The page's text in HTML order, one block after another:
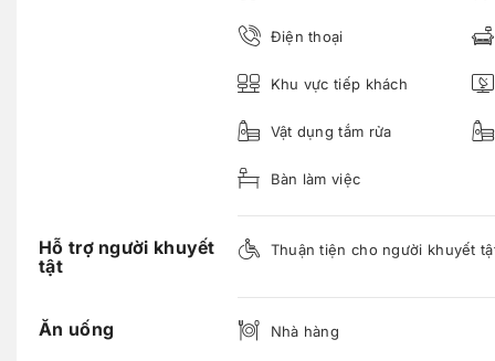
Điện thoại
Khu vực tiếp khách
Vật dụng tắm rửa
Bàn làm việc
Hỗ trợ người khuyết
tật
Thuận tiện cho người khuyết
Ăn uống Nhà hàng